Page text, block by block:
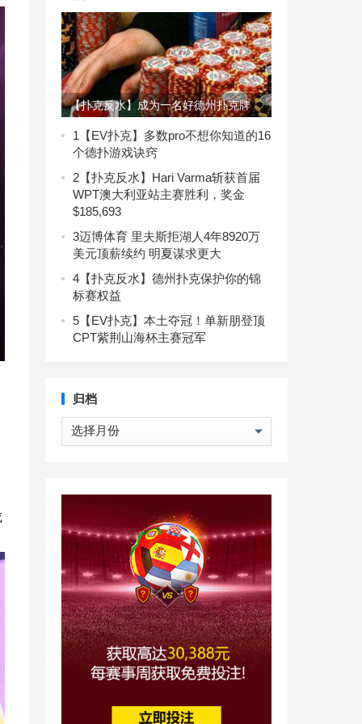
【扑克反水】成为一名好德州扑克牌
手！
1 【EV扑克】多数pro不想你知道的16
个德扑游戏诀窍
2 【扑克反水】Hari Varma斩获首届
WPT澳大利亚站主赛胜利，奖金
$185,693
3迈博体育 里夫斯拒湖人4年8920万
美元顶薪续约 明夏谋求更大
4 【扑克反水】德州扑克保护你的锦
标赛权益
5 【EV扑克】本土夺冠！单新朋登顶
CPT紫荆山海杯主赛冠军
归档
归